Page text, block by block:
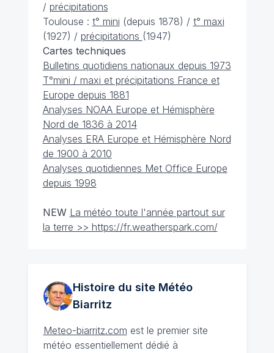
/ précipitations
Toulouse : t° mini (depuis 1878) / t° maxi
(1927) / précipitations (1947)
Cartes techniques
Bulletins quotidiens nationaux depuis 1973
T°mini / maxi et précipitations France et
Europe depuis 1881
Analyses NOAA Europe et Hémisphère
Nord de 1836 à 2014
Analyses ERA Europe et Hémisphère Nord
de 1900 à 2010
Analyses quotidiennes Met Office Europe
depuis 1998
NEW La météo toute l'année partout sur
la terre >> https://fr.weatherspark.com/
Histoire du site Météo
Biarritz
Meteo-biarritz.com est le premier site
météo essentiellement dédié à